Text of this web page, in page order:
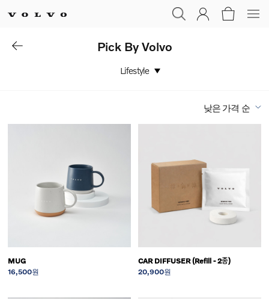
Pick By Volvo
Lifestyle
낮은 가격 순
MUG
16,500원
CAR DIFFUSER (Refill - 2종)
20,900원